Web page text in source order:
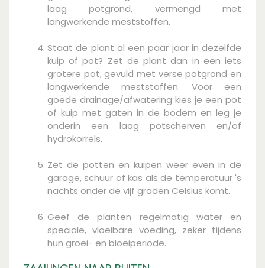
laag potgrond, vermengd met
langwerkende meststoffen.
Staat de plant al een paar jaar in dezelfde
kuip of pot? Zet de plant dan in een iets
grotere pot, gevuld met verse potgrond en
langwerkende meststoffen. Voor een
goede drainage/afwatering kies je een pot
of kuip met gaten in de bodem en leg je
onderin een laag potscherven en/of
hydrokorrels.
Zet de potten en kuipen weer even in de
garage, schuur of kas als de temperatuur 's
nachts onder de vijf graden Celsius komt.
Geef de planten regelmatig water en
speciale, vloeibare voeding, zeker tijdens
hun groei- en bloeiperiode.